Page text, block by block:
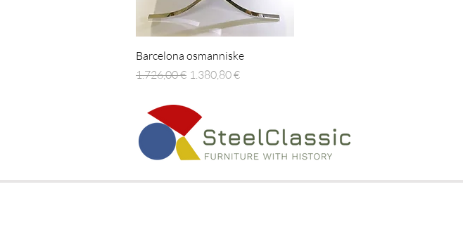
Hurtigvisning
Barcelona osmanniske
Regulær pris
1.726,00 € Salgspris
1.380,80 €